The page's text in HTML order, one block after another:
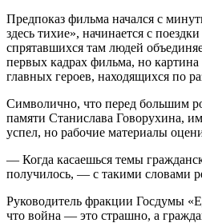
Предпоказ фильма начался с
здесь тихие», начинается с
спрятавшихся там людей
первых кадрах фильма, но
главных героев, находящихся по
Символично, что перед большим
памяти Станислава Говорухина,
успел, но рабочие материалы
— Когда касаешься темы
получилось, — с такими словами
Руководитель фракции Госдумы
что война — это страшно, а